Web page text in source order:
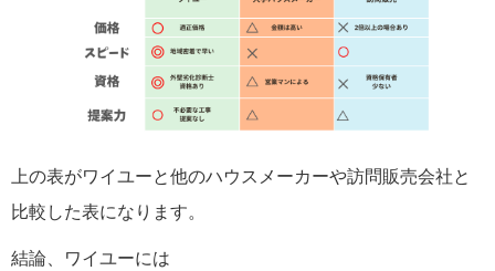
上の表がワイユーと他のハウスメーカーや訪問販売会社と
比較した表になります。
結論、ワイユーには